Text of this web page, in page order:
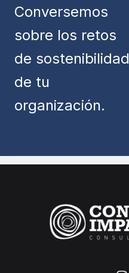
Conversemos
sobre los retos
de sostenibilidad
de tu
organización.